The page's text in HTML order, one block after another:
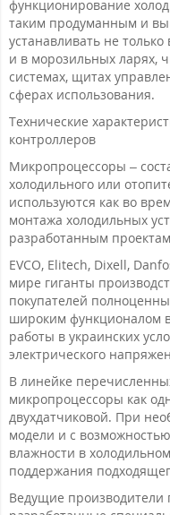
функционирование
таким продуманным и
устанавливать не
и в морозильных ларях,
системах, щитах
сферах использования.
Технические
контроллеров
Микропроцессоры –
холодильного или
используются как во
монтажа холодильных
разработанным
EVCO, Elitech, Dixell,
мире гиганты
покупателей
широким функционалом
работы в украинских
электрического
В линейке
микропроцессоры как
двухдатчиковой. При
модели и с
влажности в
поддержания
Ведущие производители